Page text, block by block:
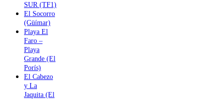
SUR (TF1)
El Socorro
(Güímar)
Playa El
Faro –
Playa
Grande (El
Porís)
El Cabezo
y La
Jaquita (El